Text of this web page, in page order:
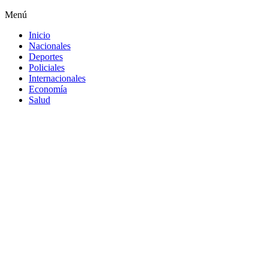
Menú
Inicio
Nacionales
Deportes
Policiales
Internacionales
Economía
Salud